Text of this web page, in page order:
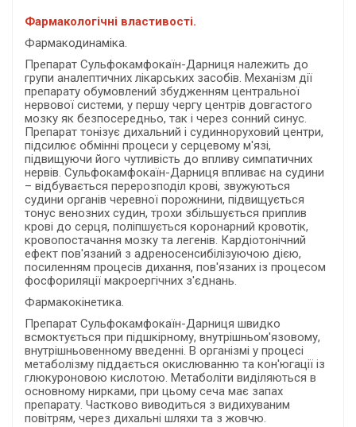
Фармакологічні властивості.
Фармакодинаміка.
Препарат Сульфокамфокаїн-Дарниця належить до
групи аналептичних лікарських засобів. Механізм дії
препарату обумовлений збудженням центральної
нервової системи, у першу чергу центрів довгастого
мозку як безпосередньо, так і через сонний синус.
Препарат тонізує дихальний і судинноруховий центри,
підсилює обмінні процеси у серцевому м'язі,
підвищуючи його чутливість до впливу симпатичних
нервів. Сульфокамфокаїн-Дарниця впливає на судини
– відбувається перерозподіл крові, звужуються
судини органів черевної порожнини, підвищується
тонус венозних судин, трохи збільшується приплив
крові до серця, поліпшується коронарний кровотік,
кровопостачання мозку та легенів. Кардіотонічний
ефект пов'язаний з адреносенсибілізуючою дією,
посиленням процесів дихання, пов'язаних із процесом
фосфориляції макроергічних з'єднань.
Фармакокінетика.
Препарат Сульфокамфокаїн-Дарниця швидко
всмоктується при підшкірному, внутрішньом'язовому,
внутрішньовенному введенні. В організмі у процесі
метаболізму піддається окислюванню та кон'югації із
глюкуроновою кислотою. Метаболіти виділяються в
основному нирками, при цьому сеча має запах
препарату. Частково виводиться з видихуваним
повітрям, через дихальні шляхи та з жовчю.